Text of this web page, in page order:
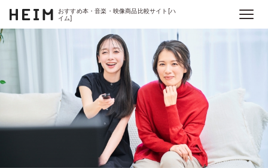
おすすめ本・音楽・映像商品比較サイト[ハ
イム]